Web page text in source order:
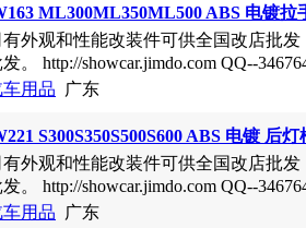
E200E260 AMG BRABUS 苹果树
。 http://showcar.jimdo.com QQ--
车用品广东